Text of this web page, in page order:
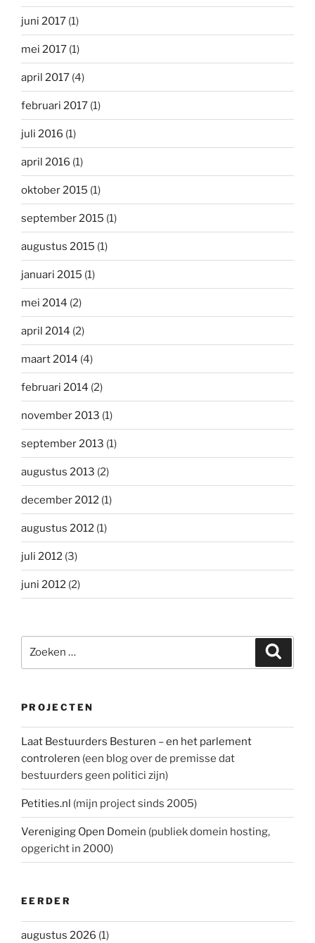
juni 2017 (1)
mei 2017 (1)
april 2017 (4)
februari 2017 (1)
juli 2016 (1)
april 2016 (1)
oktober 2015 (1)
september 2015 (1)
augustus 2015 (1)
januari 2015 (1)
mei 2014 (2)
april 2014 (2)
maart 2014 (4)
februari 2014 (2)
november 2013 (1)
september 2013 (1)
augustus 2013 (2)
december 2012 (1)
augustus 2012 (1)
juli 2012 (3)
juni 2012 (2)
naar:
PROJECTEN
Laat Bestuurders Besturen – en het parlement
controleren (een blog over de premisse dat
bestuurders geen politici zijn)
Petities.nl (mijn project sinds 2005)
Vereniging Open Domein (publiek domein hosting,
opgericht in 2000)
EERDER
augustus 2026 (1)